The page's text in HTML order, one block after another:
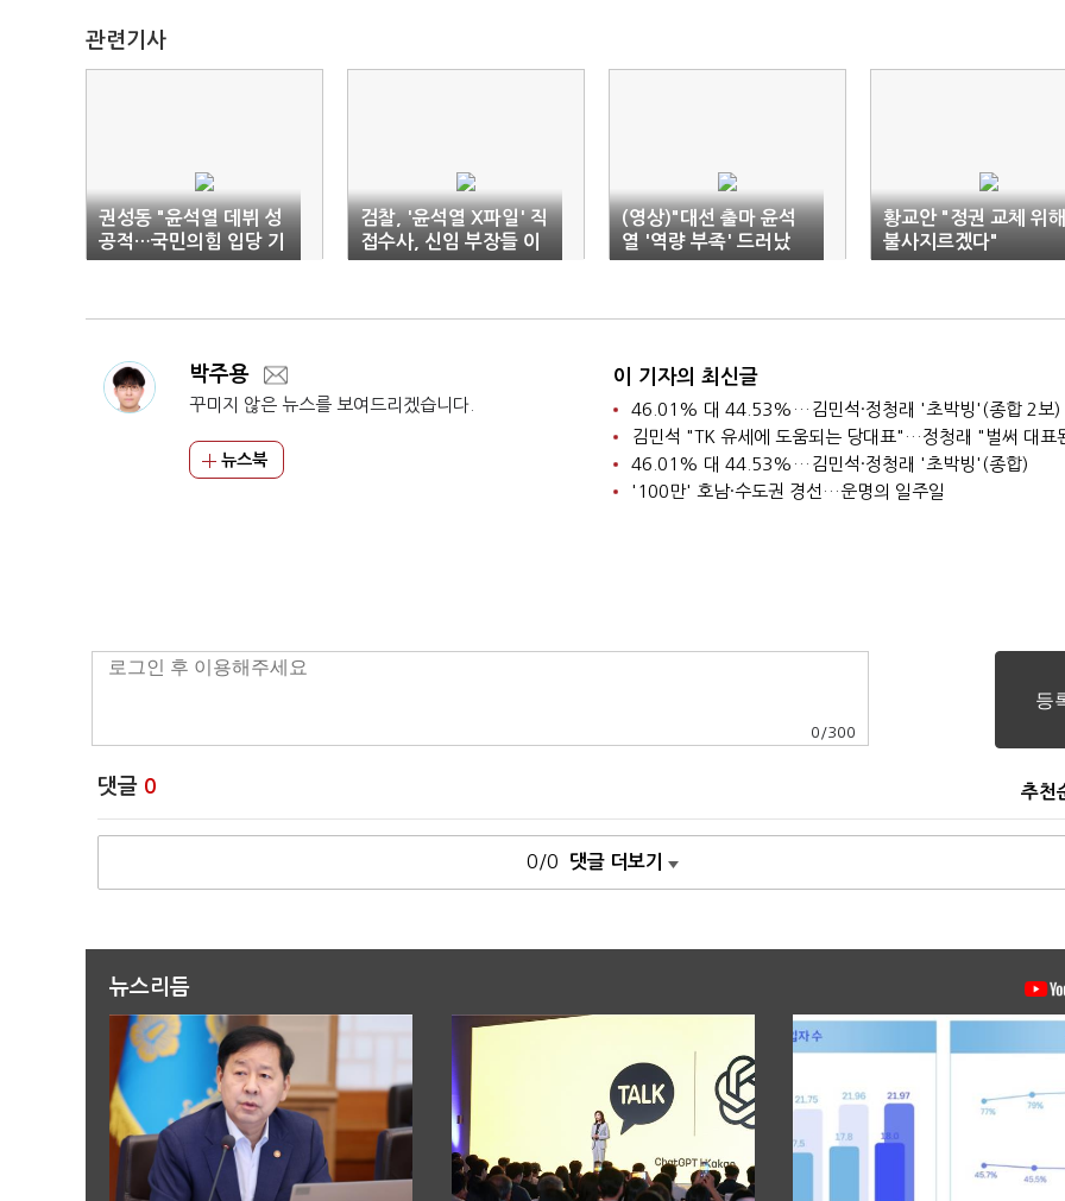
관련기사
권성동 "윤석열 데뷔 성
공적…국민의힘 입당 기
정사실"
검찰, '윤석열 X파일' 직
접수사, 신임 부장들 이
동 완료 후 결정
(영상)"대선 출마 윤석
열 '역량 부족' 드러났
다" 혹평 쏟아져
황교안 "정권 교체 위해
불사지르겠다"
박주용
꾸미지 않은 뉴스를 보여드리겠습니다.
뉴스북
이 기자의 최신글
46.01% 대 44.53%…김민석·정청래 '초박빙'(종합 2보)
46.01% 대 44.53%…김민석·정청래 '초박빙'(종합)
'100만' 호남·수도권 경선…운명의 일주일
0 /300
댓글 0 추천
0/0 댓글 더보기
뉴스리듬